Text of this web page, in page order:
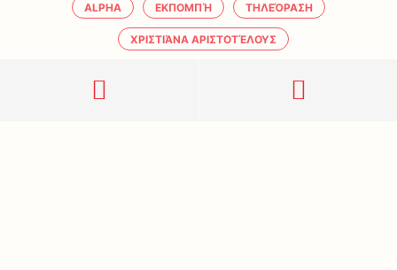
ALPHA ΕΚΠΟΜΠΉ ΤΗΛΕΌΡΑΣΗ
ΧΡΙΣΤΙΆΝΑ ΑΡΙΣΤΟΤΈΛΟΥΣ